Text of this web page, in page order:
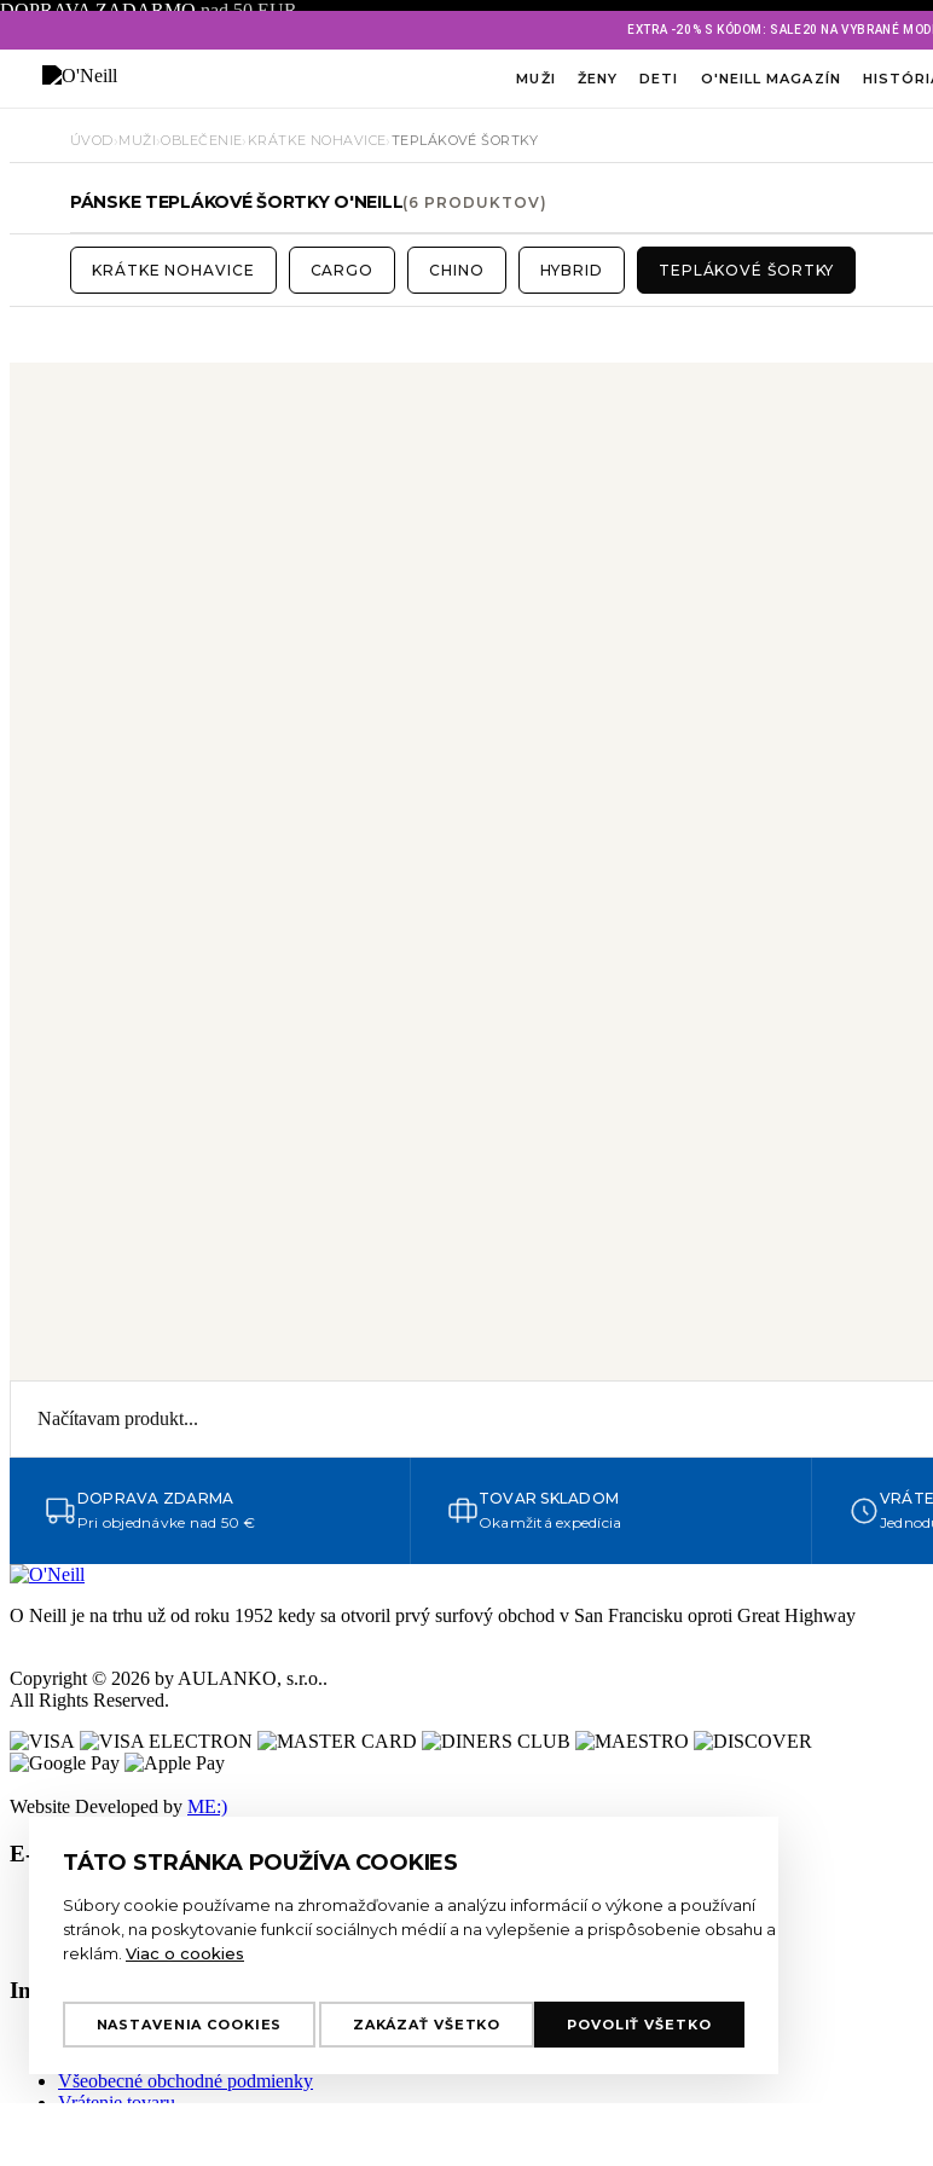
DOPRAVA ZADARMOnad 50 EUR
EXTRA -20% S KÓDOM: SALE20 NA VYBRANÉ
MUŽI ŽENY DETI O'NEILL MAGAZÍN
ÚVOD ›MUŽI ›OBLEČENIE › KRÁTKE NOHAVICE ›TEPLÁKOVÉ ŠORTKY
PÁNSKE TEPLÁKOVÉ ŠORTKY O'NEILL(6 PRODUKTOV)
KRÁTKE NOHAVICE CARGO CHINO HYBRID TEPLÁKOVÉ ŠORTKY
Načítavam produkt...
DOPRAVA ZDARMA
Pri objednávke nad 50 €
TOVAR SKLADOM
Okamžitá expedícia
O Neill je na trhu už od roku 1952 kedy sa otvoril prvý surfový obchod v San Francisku oproti Great Highway
Copyright © 2026 by AULANKO, s.r.o..
All Rights Reserved.
Website Developed by ME:)
E-shop
Muži
Ženy
Deti
Informácie
Všeobecné obchodné podmienky
Vrátenie tovaru
TÁTO STRÁNKA POUŽÍVA COOKIES
Súbory cookie používame na zhromažďovanie a analýzu informácií o výkone a používaní
stránok, na poskytovanie funkcií sociálnych médií a na vylepšenie a prispôsobenie obsahu a
reklám. Viac o cookies
NASTAVENIA COOKIES ZAKÁZAŤ VŠETKO POVOLIŤ VŠETKO